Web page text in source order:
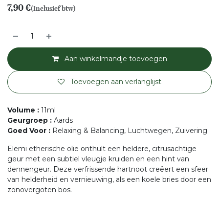
7,90€(Inclusief btw)
Aan winkelmandje toevoegen
Toevoegen aan verlanglijst
Volume : 11ml
Geurgroep : Aards
Goed Voor : Relaxing & Balancing, Luchtwegen, Zuivering
Elemi etherische olie onthult een heldere, citrusachtige
geur met een subtiel vleugje kruiden en een hint van
dennengeur. Deze verfrissende hartnoot creëert een sfeer
van helderheid en vernieuwing, als een koele bries door een
zonovergoten bos.